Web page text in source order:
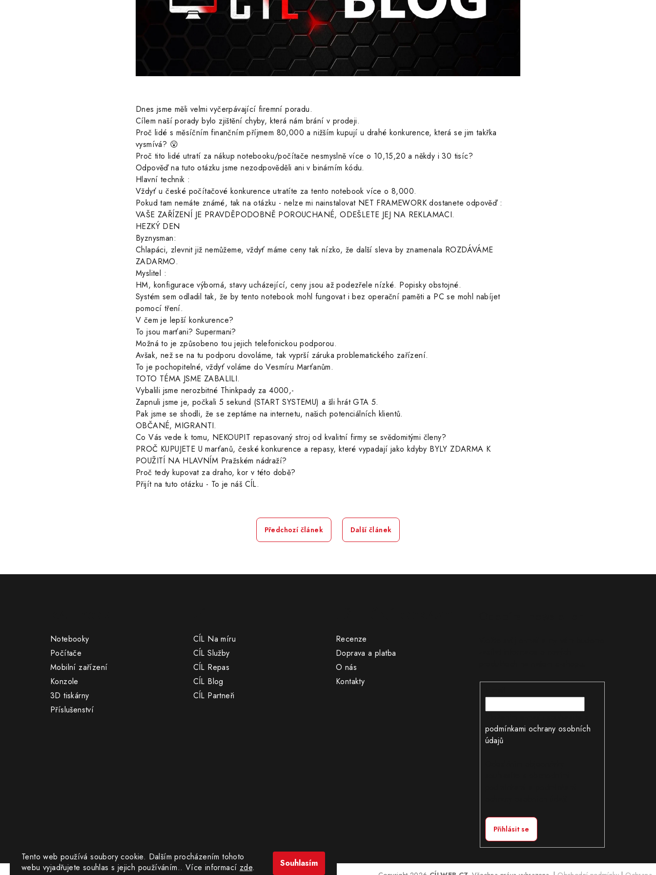
Tento web používá soubory cookie. Dalším procházením tohoto
webu vyjadřujete souhlas s jejich používáním.. Více informací zde. Souhlasím
Dnes jsme měli velmi vyčerpávající firemní poradu.
Cílem naší porady bylo zjištění chyby, která nám brání v prodeji.
Proč lidé s měsíčním finančním příjmem 80,000 a nižším kupují u drahé konkurence, která se jim takřka
vysmívá? 😮
Proč tito lidé utratí za nákup notebooku/počítače nesmyslně více o 10,15,20 a někdy i 30 tisíc?
Odpověď na tuto otázku jsme nezodpověděli ani v binárním kódu.
Hlavní technik :
Vždyť u české počítačové konkurence utratíte za tento notebook více o 8,000.
Pokud tam nemáte známé, tak na otázku - nelze mi nainstalovat NET FRAMEWORK dostanete odpověď :
VAŠE ZAŘÍZENÍ JE PRAVDĚPODOBNĚ POROUCHANÉ, ODEŠLETE JEJ NA REKLAMACI.
HEZKÝ DEN
Byznysman:
Chlapáci, zlevnit již nemůžeme, vždyť máme ceny tak nízko, že další sleva by znamenala ROZDÁVÁME
ZADARMO.
Myslitel :
HM, konfigurace výborná, stavy ucházející, ceny jsou až podezřele nízké. Popisky obstojné.
Systém sem odladil tak, že by tento notebook mohl fungovat i bez operační paměti a PC se mohl nabíjet
pomocí tření.
V čem je lepší konkurence?
To jsou marťani? Supermani?
Možná to je způsobeno tou jejich telefonickou podporou.
Avšak, než se na tu podporu dovoláme, tak vyprší záruka problematického zařízení.
To je pochopitelné, vždyť voláme do Vesmíru Marťanům.
TOTO TÉMA JSME ZABALILI.
Vybalili jsme nerozbitné Thinkpady za 4000,-
Zapnuli jsme je, počkali 5 sekund (START SYSTEMU) a šli hrát GTA 5.
Pak jsme se shodli, že se zeptáme na internetu, našich potenciálních klientů.
OBČANÉ, MIGRANTI.
Co Vás vede k tomu, NEKOUPIT repasovaný stroj od kvalitní firmy se svědomitými členy?
PROČ KUPUJETE U marťanů, české konkurence a repasy, které vypadají jako kdyby BYLY ZDARMA K
POUŽITÍ NA HLAVNÍM Pražském nádraží?
Proč tedy kupovat za draho, kor v této době?
Přijít na tuto otázku - To je náš CÍL.
Předchozí článek Další článek
Notebooky
Počítače
Mobilní zařízení
Konzole
3D tiskárny
Příslušenství
CÍL Na míru
CÍL Služby
CÍL Repas
CÍL Blog
CÍL Partneři
Recenze
Doprava a platba
O nás
Kontakty
podmínkami ochrany osobních
údajů
Přihlásit se